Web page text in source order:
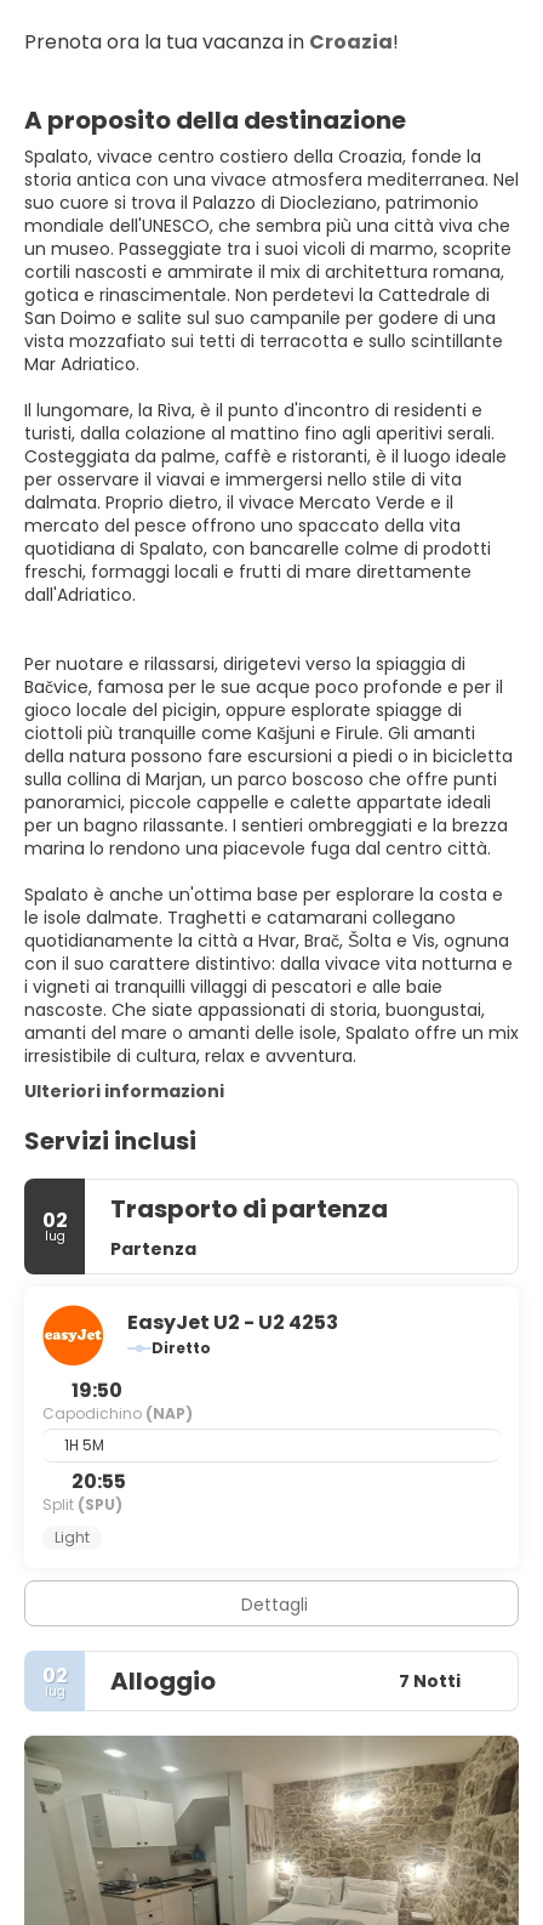
Prenota ora la tua vacanza in Croazia!
A proposito della destinazione
Spalato, vivace centro costiero della Croazia, fonde la
storia antica con una vivace atmosfera mediterranea. Nel
suo cuore si trova il Palazzo di Diocleziano, patrimonio
mondiale dell'UNESCO, che sembra più una città viva che
un museo. Passeggiate tra i suoi vicoli di marmo, scoprite
cortili nascosti e ammirate il mix di architettura romana,
gotica e rinascimentale. Non perdetevi la Cattedrale di
San Doimo e salite sul suo campanile per godere di una
vista mozzafiato sui tetti di terracotta e sullo scintillante
Mar Adriatico.
Il lungomare, la Riva, è il punto d'incontro di residenti e
turisti, dalla colazione al mattino fino agli aperitivi serali.
Costeggiata da palme, caffè e ristoranti, è il luogo ideale
per osservare il viavai e immergersi nello stile di vita
dalmata. Proprio dietro, il vivace Mercato Verde e il
mercato del pesce offrono uno spaccato della vita
quotidiana di Spalato, con bancarelle colme di prodotti
freschi, formaggi locali e frutti di mare direttamente
dall'Adriatico.
Per nuotare e rilassarsi, dirigetevi verso la spiaggia di
Bačvice, famosa per le sue acque poco profonde e per il
gioco locale del picigin, oppure esplorate spiagge di
ciottoli più tranquille come Kašjuni e Firule. Gli amanti
della natura possono fare escursioni a piedi o in bicicletta
sulla collina di Marjan, un parco boscoso che offre punti
panoramici, piccole cappelle e calette appartate ideali
per un bagno rilassante. I sentieri ombreggiati e la brezza
marina lo rendono una piacevole fuga dal centro città.
Spalato è anche un'ottima base per esplorare la costa e
le isole dalmate. Traghetti e catamarani collegano
quotidianamente la città a Hvar, Brač, Šolta e Vis, ognuna
con il suo carattere distintivo: dalla vivace vita notturna e
i vigneti ai tranquilli villaggi di pescatori e alle baie
nascoste. Che siate appassionati di storia, buongustai,
amanti del mare o amanti delle isole, Spalato offre un mix
irresistibile di cultura, relax e avventura.
Ulteriori informazioni
Servizi inclusi
02
lug
Trasporto di partenza
Partenza
EasyJet U2 - U2 4253
Diretto
19:50
Capodichino (NAP)
1H 5M
20:55
Split (SPU)
Light
Dettagli
02
lug Alloggio 7 Notti